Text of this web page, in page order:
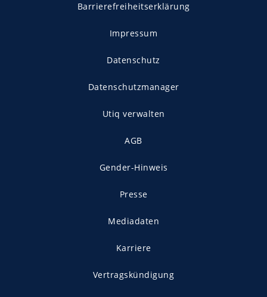
Barrierefreiheitserklärung
Impressum
Datenschutz
Datenschutzmanager
Utiq verwalten
AGB
Gender-Hinweis
Presse
Mediadaten
Karriere
Vertragskündigung